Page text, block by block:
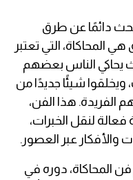
يبحث دائمًا عن طرق
المحاكاة، التي تعتبر
يحاكي الناس بعضهم
ويخلقوا شيئًا جديدًا من
الفريدة. هذا الفن،
لنقل الخبرات،
والأفكار عبر العصور.
المحاكاة، دوره في